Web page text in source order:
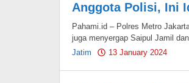
Anggota Polisi, Ini
Pahami.id – Polres Metro
juga menyergap Saipul Jamil
Jatim
13 January 2024